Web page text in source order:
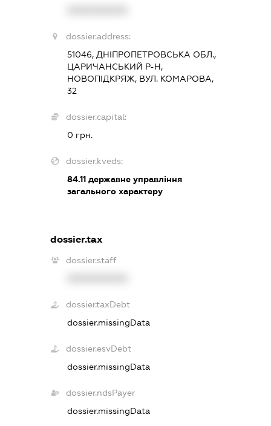
dossier.address:
51046, ДНІПРОПЕТРОВСЬКА ОБЛ.,
ЦАРИЧАНСЬКИЙ Р-Н,
НОВОПІДКРЯЖ, ВУЛ. КОМАРОВА,
32
dossier.capital:
0 грн.
dossier.kveds:
84.11державне управління
загального характеру
dossier.tax
dossier.staff
dossier.taxDebt
dossier.missingData
dossier.esvDebt
dossier.missingData
dossier.ndsPayer
dossier.missingData